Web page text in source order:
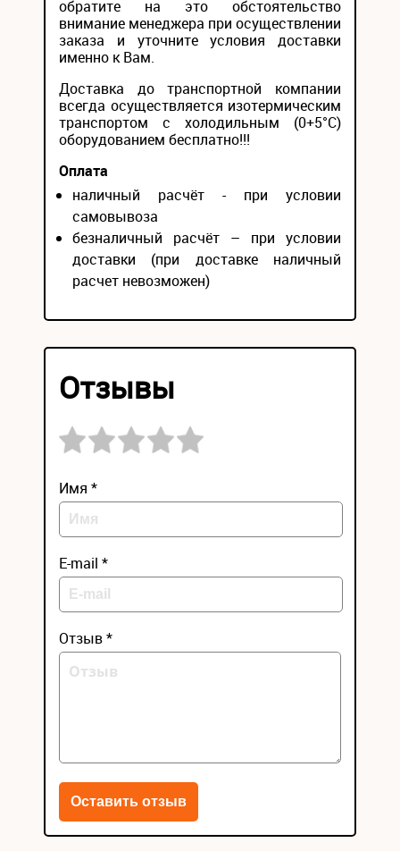
обратите на это обстоятельство
внимание менеджера при осуществлении
заказа и уточните условия доставки
именно к Вам.
Доставка до транспортной компании
всегда осуществляется изотермическим
транспортом с холодильным (0+5°С)
оборудованием бесплатно!!!
Оплата
наличный расчёт - при условии
самовывоза
безналичный расчёт – при условии
доставки (при доставке наличный
расчет невозможен)
Отзывы
Имя *
E-mail *
Отзыв *